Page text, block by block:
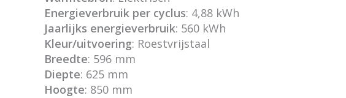
Energieverbruik per cyclus: 4,88 kWh
Jaarlijks energieverbruik: 560 kWh
Kleur/uitvoering: Roestvrijstaal
Breedte: 596 mm
Diepte: 625 mm
Hoogte: 850 mm